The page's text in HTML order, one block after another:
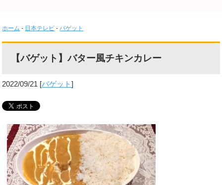
ホーム - 日本テレビ -バゲット
【バゲット】バター風チキンカレー
2022/09/21 [バゲット]